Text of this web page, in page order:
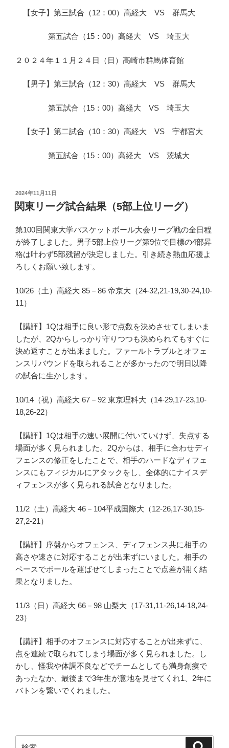
【女子】第三試合（12：00）高経大 VS 群馬大
第五試合（15：00）高経大 VS 埼玉大
２０２４年１１月２４日（日）高崎市群馬体育館
【男子】第三試合（12：30）高経大 VS 群馬大
第五試合（15：00）高経大 VS 埼玉大
【女子】第二試合（10：30）高経大 VS 宇都宮大
第五試合（15：00）高経大 VS 茨城大
投
稿
日:
2024年11月11日
関東リーグ試合結果（5部上位リーグ）
第100回関東大学バスケットボール大会リーグ戦の全日程
が終了しました。男子5部上位リーグ第9位で目標の4部昇
格は叶わず5部残留が決定しました。引き続き熱血応援よ
ろしくお願い致します。
10/26（土）高経大 85－86 帝京大（24-32,21-19,30-24,10-
11）
【講評】1Qは相手に良い形で点数を決めさせてしまいま
したが、2Qからしっかり守りつつも決められてもすぐに
決め返すことが出来ました。ファールトラブルとオフェ
ンスリバウンドを取られることが多かったので明日以降
の試合に生かします。
10/14（祝）高経大 67－92 東京理科大（14-29,17-23,10-
18,26-22）
【講評】1Qは相手の速い展開に付いていけず、失点する
場面が多く見られました。2Qからは、相手に合わせディ
フェンスの修正をしたことで、相手のハードなディフェ
ンスにもフィジカルにアタックをし、全体的にナイスデ
ィフェンスが多く見られる試合となりました。
11/2（土）高経大 46－104平成国際大（12-26,17-30,15-
27,2-21）
【講評】序盤からオフェンス、ディフェンス共に相手の
高さや速さに対応することが出来ずにいました。相手の
ペースでボールを運ばせてしまったことで点差が開く結
果となりました。
11/3（日）高経大 66－98 山梨大（17-31,11-26,14-18,24-
23）
【講評】相手のオフェンスに対応することが出来ずに、
点を連続で取られてしまう場面が多く見られました。し
かし、怪我や体調不良などでチームとしても満身創痍で
あったなか、最後まで3年生が意地を見せてくれ1、2年に
バトンを繋いでくれました。